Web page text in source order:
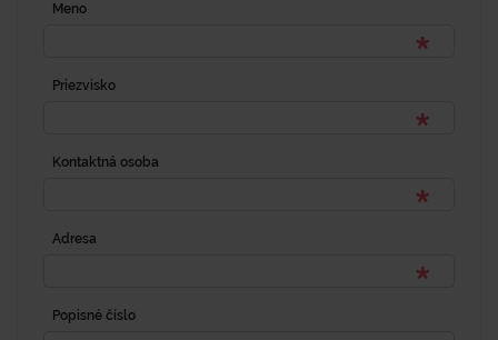
Meno
Priezvisko
Kontaktná osoba
Adresa
Popisné číslo